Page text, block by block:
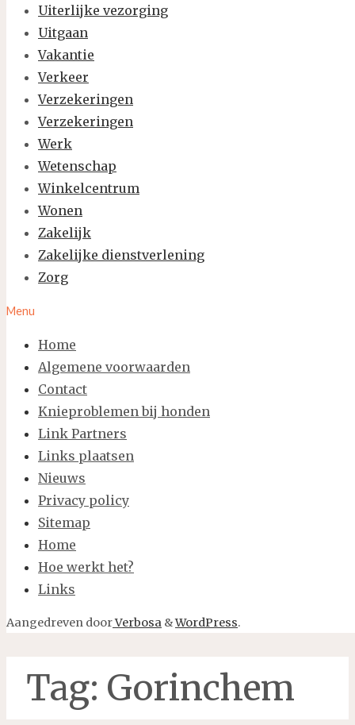
Uiterlijke vezorging
Uitgaan
Vakantie
Verkeer
Verzekeringen
Verzekeringen
Werk
Wetenschap
Winkelcentrum
Wonen
Zakelijk
Zakelijke dienstverlening
Zorg
Menu
Home
Algemene voorwaarden
Contact
Knieproblemen bij honden
Link Partners
Links plaatsen
Nieuws
Privacy policy
Sitemap
Home
Hoe werkt het?
Links
Aangedreven doorVerbosa &WordPress.
Tag: Gorinchem